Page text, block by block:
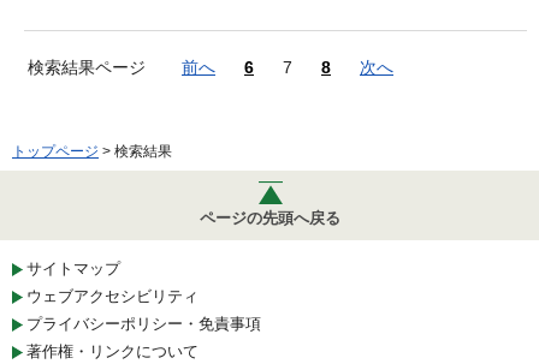
検索結果ページ 前へ 6 7 8 次へ
トップページ > 検索結果
ページの先頭へ戻る
サイトマップ
ウェブアクセシビリティ
プライバシーポリシー・免責事項
著作権・リンクについて